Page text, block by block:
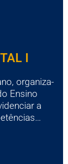
I
organiza-
Ensino
a